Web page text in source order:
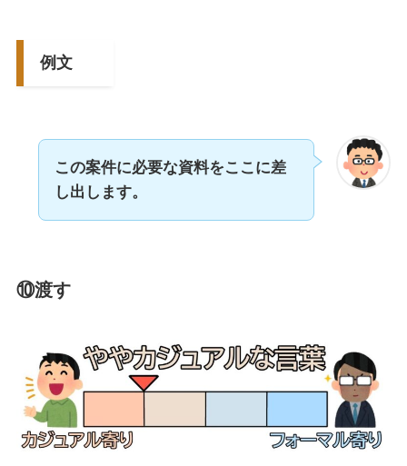
例文
この案件に必要な資料をここに差
し出します。
⑩渡す